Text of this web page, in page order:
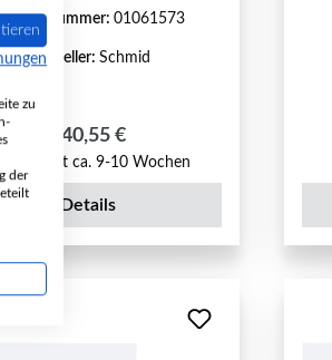
01061573
Hersteller:Schmid
Regulärer Preis:
140,55 €
Lieferzeit ca. 9-10 Wochen
Details
zu
der